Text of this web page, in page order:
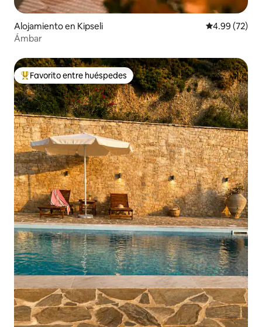
Alojamiento en Kipseli Calificación
4.99 (72)
Ámbar
Favorito entre huéspedes preferido
Favorito entre huéspedes